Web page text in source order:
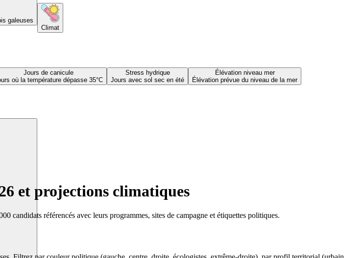
galeuses
Climat
Jours de canicule
où la température dépasse 35°C
Stress hydrique
Jours avec sol sec en été
Élévation niveau mer
Élévation prévue du niveau de la mer
et projections climatiques
candidats référencés avec leurs programmes, sites de campagne et étiquettes politiques.